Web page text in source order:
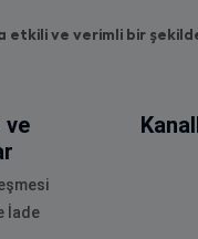
etkili ve verimli bir
ve
İade